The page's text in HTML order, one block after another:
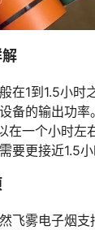
在1到1.5小时
备的输出功率
在一个小时左
要更接近1.5小
飞雾电子烟